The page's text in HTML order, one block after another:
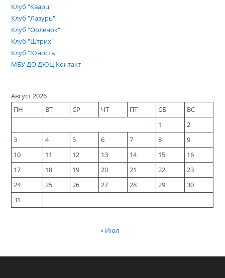
Клуб "Кварц"
Клуб "Лазурь"
Клуб "Орленок"
Клуб "Штрих"
Клуб "Юность"
МБУ ДО ДЮЦ Контакт
Август 2026
ПН
ВТ СР ЧТ ПТ СБ
ВС
1
2
3
4 5 6 7 8
9
10
11 12 13 14 15
16
17
18 19 20 21 22
23
24
25 26 27 28 29
30
31
« Июл